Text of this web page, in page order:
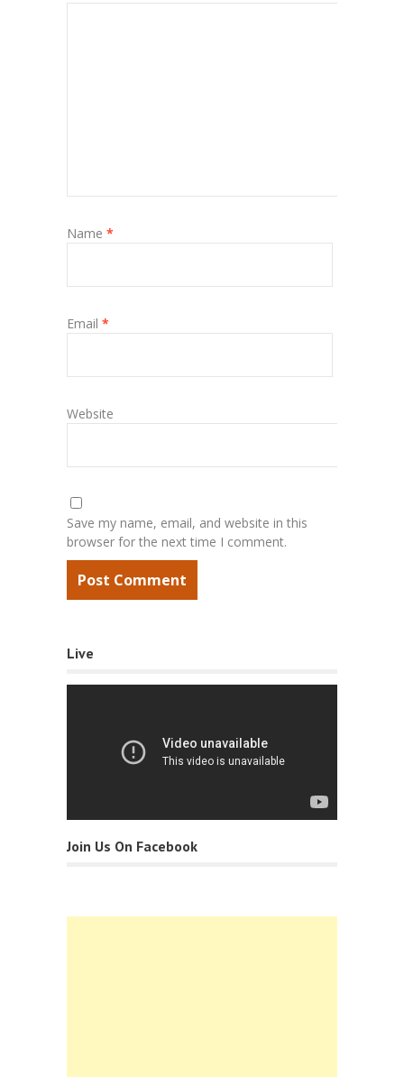
Name *
Email *
Website
Save my name, email, and website in this
browser for the next time I comment.
Live
Join Us On Facebook